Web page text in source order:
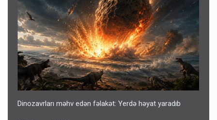
Dinozavrları məhv edən fəlakət: Yerdə həyat yaradıb